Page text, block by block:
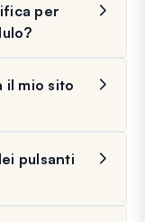
per
il mio sito
pulsanti